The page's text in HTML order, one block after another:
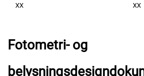
XX XX
Fotometri- og